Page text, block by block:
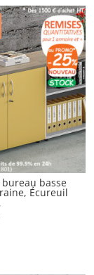
basse
Écureuil